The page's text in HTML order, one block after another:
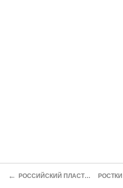
← РОССИЙСКИЙ ПЛАСТИК КАК КРАСНАЯ ТРЯПКА